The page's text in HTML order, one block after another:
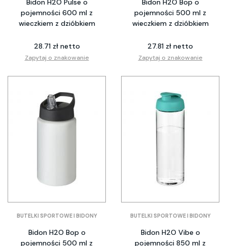
Bidon H2O Pulse o
pojemności 600 ml z
wieczkiem z dzióbkiem
28.71 zł netto
Zapytaj o znakowanie
Bidon H2O Bop o
pojemności 500 ml z
wieczkiem z dzióbkiem
27.81 zł netto
Zapytaj o znakowanie
BUTELKI SPORTOWE I BIDONY
Bidon H2O Bop o
pojemności 500 ml z
BUTELKI SPORTOWE I BIDONY
Bidon H2O Vibe o
pojemności 850 ml z